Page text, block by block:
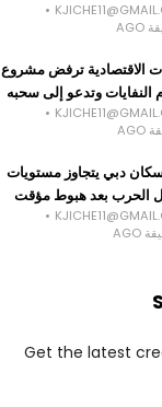
الاقتصادية ترفض مشروع
النفايات وتدعو إلى سحبه
دبي يتجاوز مستويات
الحرب بعد هبوط مؤقت
Get the latest